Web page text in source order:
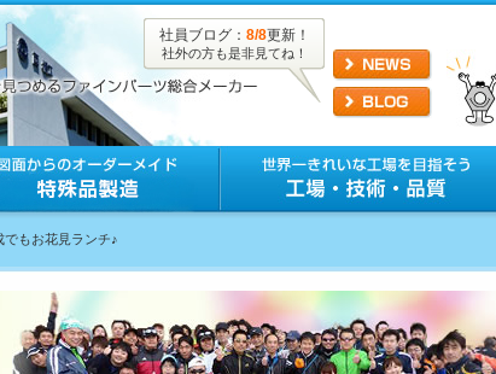
社員ブログ： 8/8更新！
社外の方も是非見てね！
もお花見ランチ♪